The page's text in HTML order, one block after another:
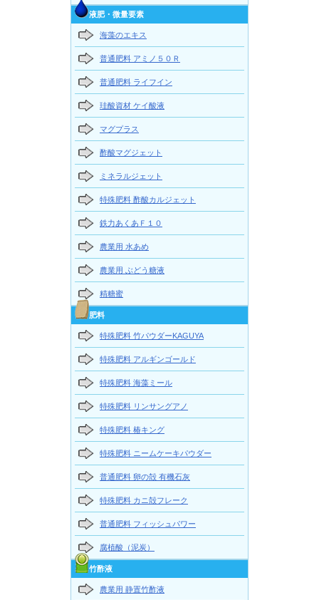
液肥・微量要素
海藻のエキス
普通肥料 アミノ５０Ｒ
普通肥料 ライフイン
珪酸資材 ケイ酸液
マグプラス
酢酸マグジェット
ミネラルジェット
特殊肥料 酢酸カルジェット
鉄力あくあＦ１０
農業用 水あめ
農業用 ぶどう糖液
精糖蜜
肥料
特殊肥料 竹パウダーKAGUYA
特殊肥料 アルギンゴールド
特殊肥料 海藻ミール
特殊肥料 リンサングアノ
特殊肥料 椿キング
特殊肥料 ニームケーキパウダー
普通肥料 卵の殻 有機石灰
特殊肥料 カニ殻フレーク
普通肥料 フィッシュパワー
腐植酸（泥炭）
竹酢液
農業用 静置竹酢液